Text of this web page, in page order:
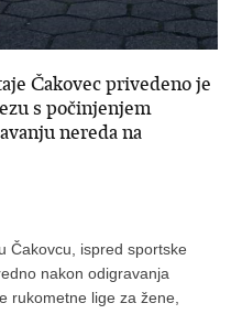
Čakovec privedeno je
s počinjenjem
nereda na
Čakovcu, ispred sportske
nakon odigravanja
rukometne lige za žene,